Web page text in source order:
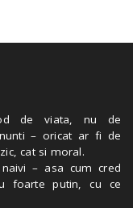
de viata, nu de
– oricat ar fi de
cat si moral.
– asa cum cred
foarte putin, cu ce